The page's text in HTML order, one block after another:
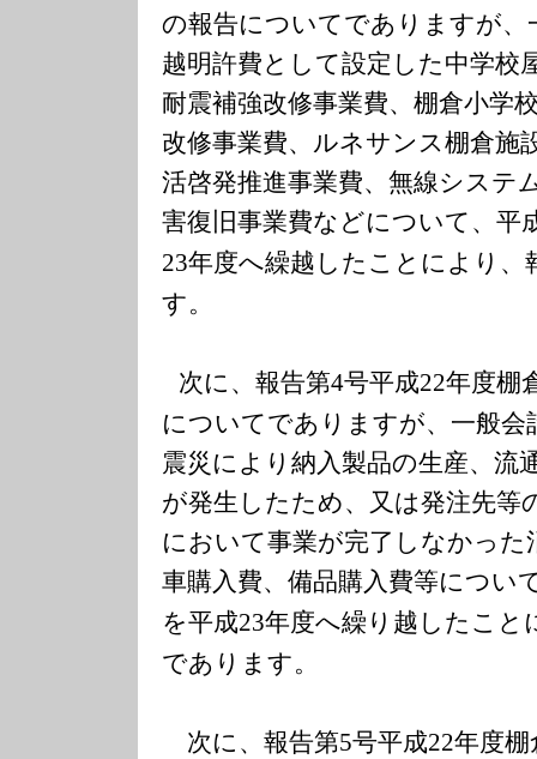
の報告についてでありますが、
越明許費として設定した中学校
耐震補強改修事業費、棚倉小学
改修事業費、ルネサンス棚倉施
活啓発推進事業費、無線システ
害復旧事業費などについて、平
23年度へ繰越したことにより
す。
次に、報告第4号平成22年度棚
についてでありますが、一般
震災により納入製品の生産、流
が発生したため、又は発注先等
において事業が完了しなかった
車購入費、備品購入費等につい
を平成23年度へ繰り越したこと
であります。
次に、報告第5号平成22年度